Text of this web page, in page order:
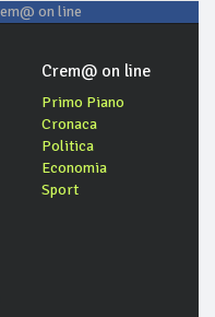
Crem@ on line
Primo Piano
Cronaca
Politica
Economia
Sport